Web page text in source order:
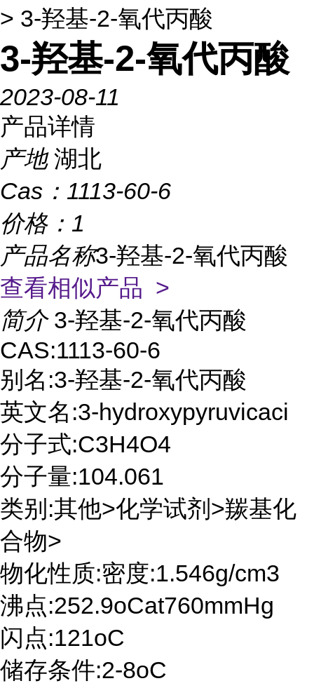
> 3-羟基-2-氧代丙酸
3-羟基-2-氧代丙酸
2023-08-11
产品详情
产地 湖北
Cas： 1113-60-6
价格： 1
产品名称3-羟基-2-氧代丙酸
查看相似产品 >
简介 3-羟基-2-氧代丙酸
CAS:1113-60-6
别名:3-羟基-2-氧代丙酸
英文名:3-hydroxypyruvicaci
分子式:C3H4O4
分子量:104.061
类别:其他>化学试剂>羰基化
合物>
物化性质:密度:1.546g/cm3
沸点:252.9oCat760mmHg
闪点:121oC
储存条件:2-8oC